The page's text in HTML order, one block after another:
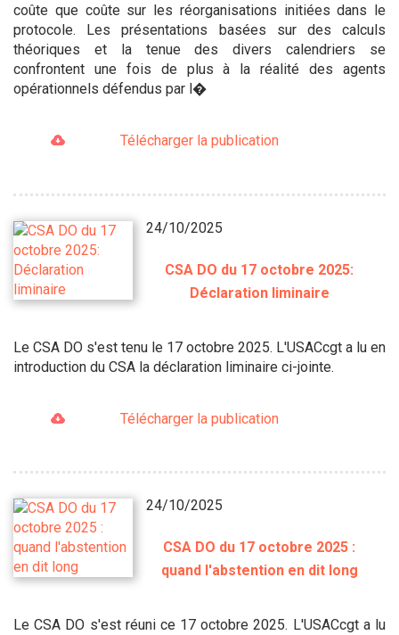
coûte que coûte sur les réorganisations initiées dans le
protocole. Les présentations basées sur des calculs
théoriques et la tenue des divers calendriers se
confrontent une fois de plus à la réalité des agents
opérationnels défendus par l�
Télécharger la publication
24/10/2025
CSA DO du 17 octobre 2025:
Déclaration liminaire
Le CSA DO s'est tenu le 17 octobre 2025. L'USACcgt a lu en
introduction du CSA la déclaration liminaire ci-jointe.
Télécharger la publication
24/10/2025
CSA DO du 17 octobre 2025 :
quand l'abstention en dit long
Le CSA DO s'est réuni ce 17 octobre 2025. L'USACcgt a lu